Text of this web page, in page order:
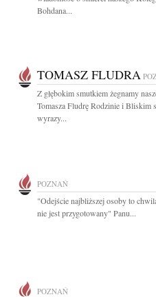
Bohdana...
TOMASZ FLUDRA
Z głębokim smutkiem żegnamy
Tomasza Fludrę Rodzinie i Bliskim
wyrazy...
POZNAŃ
"Odejście najbliższej osoby to
nie jest przygotowany" Panu...
POZNAŃ